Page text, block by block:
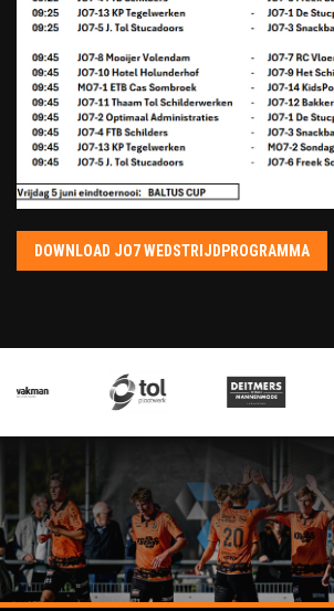
DOWNLOAD JO7 WEDSTRIJDPROGRAMMA